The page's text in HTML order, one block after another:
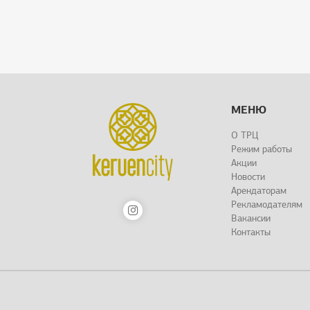
МЕНЮ
О ТРЦ
Режим работы
Акции
Новости
Арендаторам
Рекламодателям
Вакансии
Контакты